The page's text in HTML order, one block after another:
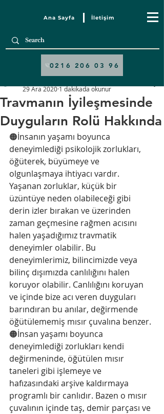
Ana Sayfa İletişim
0216 206 03 96
Travmanın İyileşmesinde
Duyguların Rolü Hakkında
29 Ara 20201 dakikada okunur
🟠İnsanın yaşamı boyunca
deneyimlediği psikolojik zorlukları,
öğüterek, büyümeye ve
olgunlaşmaya ihtiyacı vardır.
Yaşanan zorluklar, küçük bir
üzüntüye neden olabileceği gibi
derin izler bırakan ve üzerinden
zaman geçmesine rağmen acısını
halen yaşadığımız travmatik
deneyimler olabilir. Bu
deneyimlerimiz, bilincimizde veya
bilinç dışımızda canlılığını halen
koruyor olabilir. Canlılığını koruyan
ve içinde bize acı veren duyguları
barındıran bu anılar, değirmende
öğütülememiş mısır çuvalına benzer.
🟠İnsan yaşamı boyunca
deneyimlediği zorlukları kendi
değirmeninde, öğütülen mısır
taneleri gibi işlemeye ve
hafızasındaki arşive kaldırmaya
programlı bir canlıdır. Bazen o mısır
çuvalının içinde taş, demir parçası ve